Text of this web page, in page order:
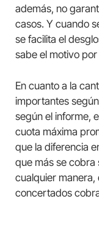
además, no
casos. Y cuando
se facilita el
sabe el motivo
En cuanto a la
importantes
según el informe,
cuota máxima
que la diferencia
que más se cobra
cualquier manera,
concertados